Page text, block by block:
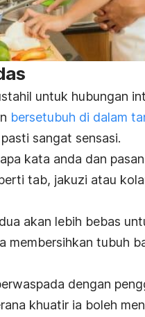
untuk hubungan
bersetubuh di dalam
sangat sensasi.
kata anda dan
tab, jakuzi atau
akan lebih bebas
membersihkan tubuh
dengan
khuatir ia boleh